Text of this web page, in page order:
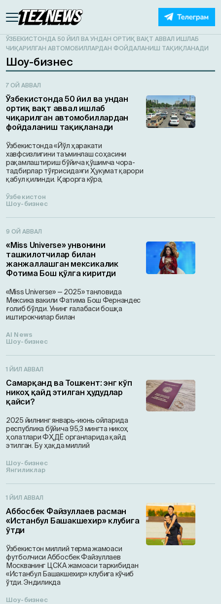
ЎЗБЕКИСТОНДА 50 ЙИЛ ВА УНДАН ОРТИҚ ВАҚТ АВВАЛ ИШЛАБ
ЧИҚАРИЛГАН АВТОМОБИЛЛАРДАН ФОЙДАЛАНИШ ТАҚИҚЛАНАДИ
Шоу-бизнес
7 ОЙ АВВАЛ
Ўзбекистонда 50 йил ва ундан
ортиқ вақт аввал ишлаб
чиқарилган автомобиллардан
фойдаланиш тақиқланади
Ўзбекистонда «Йўл ҳаракати
хавфсизлигини таъминлаш соҳасини
рақамлаштириш бўйича қўшимча чора-
тадбирлар тўғрисида»ги Ҳукумат қарори
қабул қилинди. Қарорга кўра,
Ўзбекистон
Шоу-бизнес
9 ОЙ АВВАЛ
«Miss Universe» унвонини
ташкилотчилар билан
жанжаллашган мексикалик
Фотима Бош қўлга киритди
«Miss Universe» — 2025» танловида
Мексика вакили Фатима Бош Фернандес
ғолиб бўлди. Унинг ғалабаси бошқа
иштирокчилар билан
AI News
Шоу-бизнес
1 ЙИЛ АВВАЛ
Самарқанд ва Тошкент: энг кўп
никоҳ қайд этилган ҳудудлар
қайси?
2025 йилнинг январь-июнь ойларида
республика бўйича 95,3 мингта никоҳ
ҳолатлари ФҲДЁ органларида қайд
этилган. Бу ҳақда миллий
Шоу-бизнес
Янгиликлар
1 ЙИЛ АВВАЛ
Аббосбек Файзуллаев расман
«Истанбул Башакшехир» клубига
ўтди
Ўзбекистон миллий терма жамоаси
футболчиси Аббосбек Файзуллаев
Москванинг ЦСКА жамоаси таркибидан
«Истанбул Башакшехир» клубига кўчиб
ўтди. Эндиликда
Шоу-бизнес